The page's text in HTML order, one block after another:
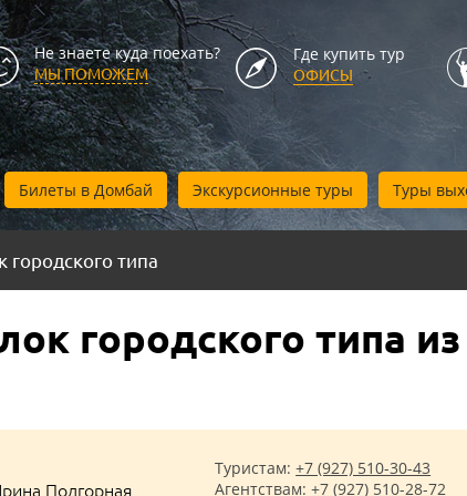
Не знаете куда поехать?
МЫ ПОМОЖЕМ
Где купить тур
ОФИСЫ
Билеты в Домбай Экскурсионные туры Туры
городского типа
городского типа
Подгорная
Туристам:+7 (927) 510-30-43
Агентствам:+7 (927) 510-28-72